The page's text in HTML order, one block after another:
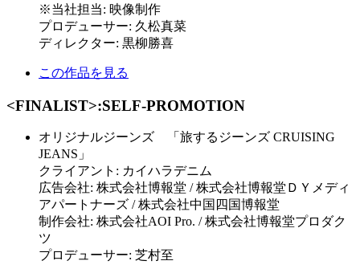
※当社担当: 映像制作
プロデューサー: 久松真菜
ディレクター: 黒柳勝喜
この作品を見る
<FINALIST>:SELF-PROMOTION
オリジナルジーンズ 「旅するジーンズ CRUISING
JEANS」
クライアント: カイハラデニム
広告会社: 株式会社博報堂 / 株式会社博報堂ＤＹメディ
アパートナーズ / 株式会社中国四国博報堂
制作会社: 株式会社AOI Pro. / 株式会社博報堂プロダク
ツ
プロデューサー: 芝村至